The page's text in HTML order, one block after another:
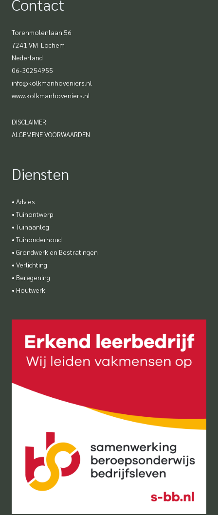
Contact
Torenmolenlaan 56
7241 VM Lochem
Nederland
06-30254955
info@kolkmanhoveniers.nl
www.kolkmanhoveniers.nl
DISCLAIMER
ALGEMENE VOORWAARDEN
Diensten
• Advies
• Tuinontwerp
• Tuinaanleg
• Tuinonderhoud
• Grondwerk en Bestratingen
• Verlichting
• Beregening
• Houtwerk